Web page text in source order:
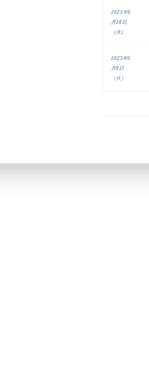
2023年6
月28日
（水）
2023年5
月9日
（火）